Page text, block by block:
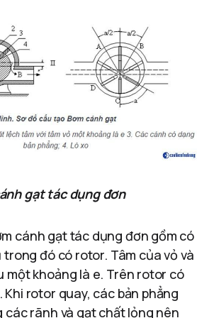
gạt tác dụng đơn
cánh gạt tác dụng đơn gồm có
đó có rotor. Tâm của vỏ và
một khoảng là e. Trên rotor có
Khi rotor quay, các bản phẳng
rãnh và gạt chất lỏng nên